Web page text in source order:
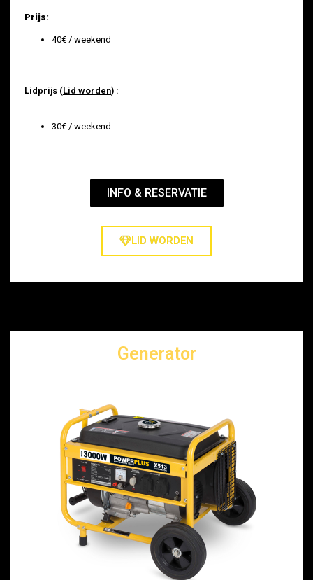
Prijs:
40€ / weekend
Lidprijs (Lid worden) :
30€ / weekend
INFO & RESERVATIE
LID WORDEN
Generator